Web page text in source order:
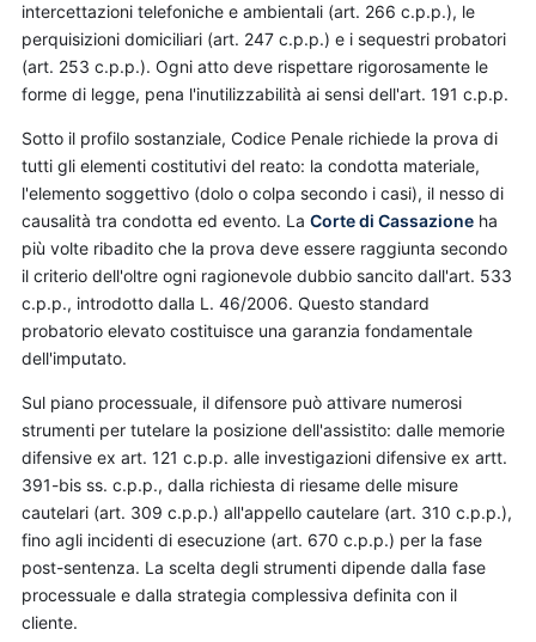
intercettazioni telefoniche e ambientali (art. 266 c.p.p.), le
perquisizioni domiciliari (art. 247 c.p.p.) e i sequestri probatori
(art. 253 c.p.p.). Ogni atto deve rispettare rigorosamente le
forme di legge, pena l'inutilizzabilità ai sensi dell'art. 191 c.p.p.
Sotto il profilo sostanziale, Codice Penale richiede la prova di
tutti gli elementi costitutivi del reato: la condotta materiale,
l'elemento soggettivo (dolo o colpa secondo i casi), il nesso di
causalità tra condotta ed evento. La Corte di Cassazione ha
più volte ribadito che la prova deve essere raggiunta secondo
il criterio dell'oltre ogni ragionevole dubbio sancito dall'art. 533
c.p.p., introdotto dalla L. 46/2006. Questo standard
probatorio elevato costituisce una garanzia fondamentale
dell'imputato.
Sul piano processuale, il difensore può attivare numerosi
strumenti per tutelare la posizione dell'assistito: dalle memorie
difensive ex art. 121 c.p.p. alle investigazioni difensive ex artt.
391-bis ss. c.p.p., dalla richiesta di riesame delle misure
cautelari (art. 309 c.p.p.) all'appello cautelare (art. 310 c.p.p.),
fino agli incidenti di esecuzione (art. 670 c.p.p.) per la fase
post-sentenza. La scelta degli strumenti dipende dalla fase
processuale e dalla strategia complessiva definita con il
cliente.